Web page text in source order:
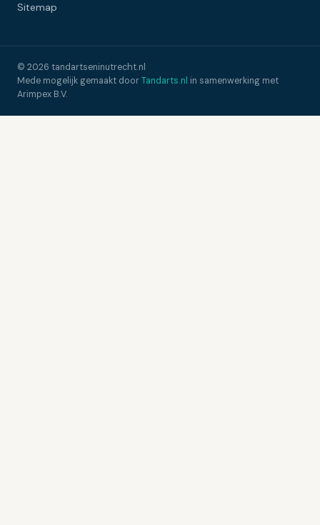
Sitemap
© 2026 tandartseninutrecht.nl
Mede mogelijk gemaakt doorTandarts.nl in samenwerking met
Arimpex B.V.